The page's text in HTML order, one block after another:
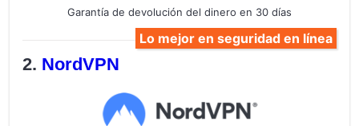
Garantía de devolución del dinero en 30 días
Lo mejor en seguridad en línea
NordVPN